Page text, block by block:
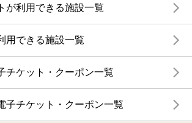
が利用できる施設一覧
用できる施設一覧
チケット・クーポン一覧
子チケット・クーポン一覧